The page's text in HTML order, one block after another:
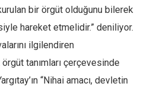
bir örgüt olduğunu bilerek
hareket etmelidir.” deniliyor.
ilgilendiren
tanımları çerçevesinde
“Nihai amacı, devletin